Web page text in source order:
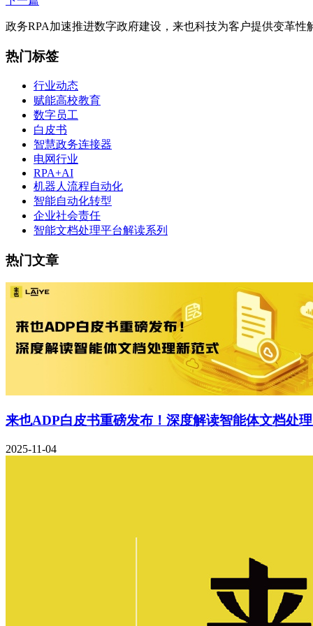
政务RPA加速推进数字政府建设，来也科技为客户提供变革性
热门标签
行业动态
赋能高校教育
数字员工
白皮书
智慧政务连接器
电网行业
RPA+AI
机器人流程自动化
智能自动化转型
企业社会责任
智能文档处理平台解读系列
热门文章
来也ADP白皮书重磅发布！深度解读智能体文档处
2025-11-04